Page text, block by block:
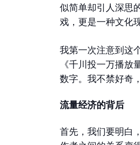
似简单却引人深思
戏，更是一种文化
我第一次注意到这
《千川投一万播
数字。我不禁好奇
流量经济的背后
首先，我们要明白